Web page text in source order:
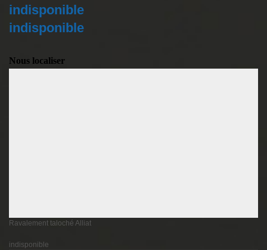
indisponible
indisponible
Nous localiser
Ravalement taloché Alliat
indisponible